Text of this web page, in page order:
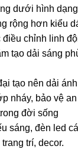
dưới hình
rộng hơn kiểu
chỉnh linh
tạo dải sáng
tạo nên dải
nháy, bảo vệ
đời sống
sáng, đèn led
trí, decor.